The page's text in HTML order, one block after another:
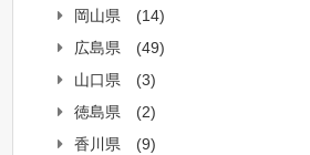
岡山県
(14)
広島県
(49)
山口県
(3)
徳島県
(2)
香川県
(9)